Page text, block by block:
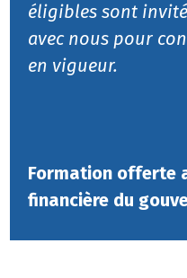
éligibles sont
avec nous pour
en vigueur.
Formation offerte
financière du